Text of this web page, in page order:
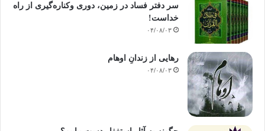
سر دفتر فساد در زمین‌، دوری وکناره‌گیری از راه
خداست‌!
۰۴/۰۸/۰۳
رهایی از زندانِ اوهام
۰۴/۰۸/۰۳